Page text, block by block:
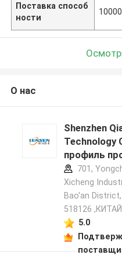
Поставка способ
ности
О нас
Shenzhen
Technology
профиль
701,
Xicheng
Bao'an
518126 ,КИТАЙ
5.0